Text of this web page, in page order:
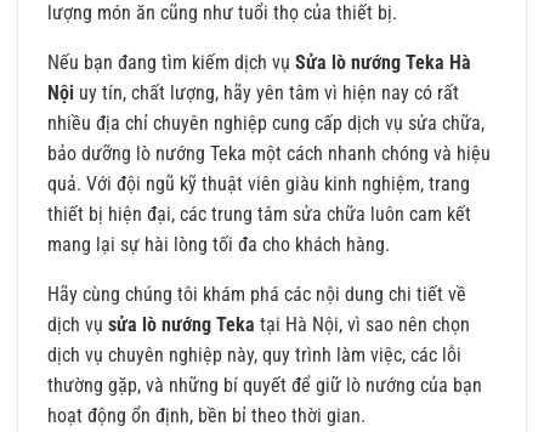
lượng món ăn cũng như tuổi thọ của thiết bị.
Nếu bạn đang tìm kiếm dịch vụ Sửa lò nướng Teka Hà
Nội uy tín, chất lượng, hãy yên tâm vì hiện nay có rất
nhiều địa chỉ chuyên nghiệp cung cấp dịch vụ sửa chữa,
bảo dưỡng lò nướng Teka một cách nhanh chóng và hiệu
quả. Với đội ngũ kỹ thuật viên giàu kinh nghiệm, trang
thiết bị hiện đại, các trung tâm sửa chữa luôn cam kết
mang lại sự hài lòng tối đa cho khách hàng.
Hãy cùng chúng tôi khám phá các nội dung chi tiết về
dịch vụ sửa lò nướng Teka tại Hà Nội, vì sao nên chọn
dịch vụ chuyên nghiệp này, quy trình làm việc, các lỗi
thường gặp, và những bí quyết để giữ lò nướng của bạn
hoạt động ổn định, bền bỉ theo thời gian.